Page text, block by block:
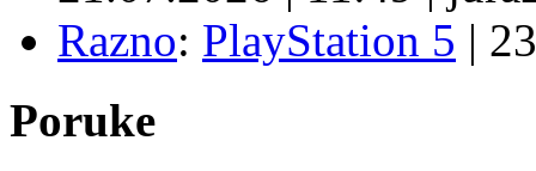
Razno: PlayStation 5 |
Poruke